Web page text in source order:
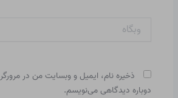
ذخیره نام، ایمیل و وبسایت من در
دوباره دیدگاهی می‌نویسم.